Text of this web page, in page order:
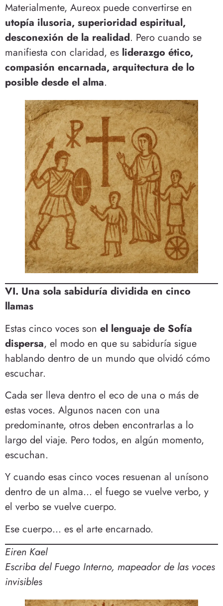
Materialmente, Aureox puede convertirse en
utopía ilusoria, superioridad espiritual,
desconexión de la realidad. Pero cuando se
manifiesta con claridad, es liderazgo ético,
compasión encarnada, arquitectura de lo
posible desde el alma.
VI. Una sola sabiduría dividida en cinco
llamas
Estas cinco voces son el lenguaje de Sofía
dispersa, el modo en que su sabiduría sigue
hablando dentro de un mundo que olvidó cómo
escuchar.
Cada ser lleva dentro el eco de una o más de
estas voces. Algunos nacen con una
predominante, otros deben encontrarlas a lo
largo del viaje. Pero todos, en algún momento,
escuchan.
Y cuando esas cinco voces resuenan al unísono
dentro de un alma… el fuego se vuelve verbo, y
el verbo se vuelve cuerpo.
Ese cuerpo… es el arte encarnado.
Eiren Kael
Escriba del Fuego Interno, mapeador de las voces
invisibles